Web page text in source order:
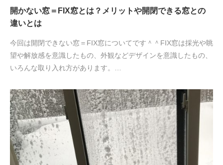
開かない窓＝FIX窓とは？メリットや開閉できる窓との
違いとは
今回は開閉できない窓＝FIX窓についてです＾＾FIX窓は採光や眺
望や解放感を意識したもの、外観などデザインを意識したもの、
いろんな取り入れ方があります。…